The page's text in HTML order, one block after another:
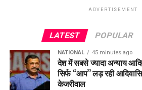
ADVERTISEMENT
LATEST POPULAR
NATIONAL 45 minutes ago
देश में सबसे ज्यादा अन्याय
सिर्फ ‘‘आप’’ लड़ रही
केजरीवाल